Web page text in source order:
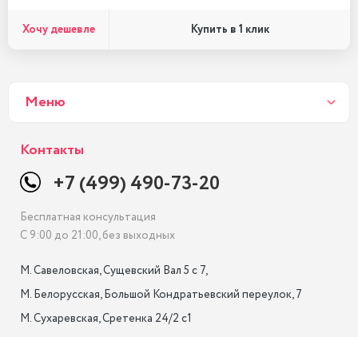
Хочу дешевле Купить в 1 клик
Меню
Контакты
+7 (499) 490-73-20
Бесплатная консультация
С 9:00 до 21:00, без выходных
М. Савеловская, Сущевский Вал 5 с 7,
М. Белорусская, Большой Кондратьевский переулок, 7
М. Сухаревская, Сретенка 24/2 с1